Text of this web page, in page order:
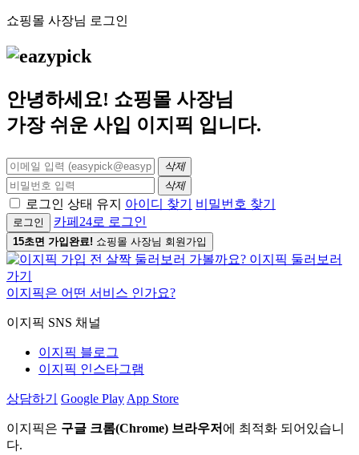
쇼핑몰 사장님 로그인
안녕하세요! 쇼핑몰 사장님
가장 쉬운 사입 이지픽 입니다.
삭제
삭제
로그인 상태 유지 아이디 찾기 비밀번호 찾기
로그인 카페24로 로그인
15초면 가입완료! 쇼핑몰 사장님 회원가입
이지픽은 어떤 서비스 인가요?
이지픽 SNS 채널
이지픽 블로그
이지픽 인스타그램
상담하기 Google Play App Store
이지픽은 구글 크롬(Chrome) 브라우저 에 최적화 되어있습니
다.